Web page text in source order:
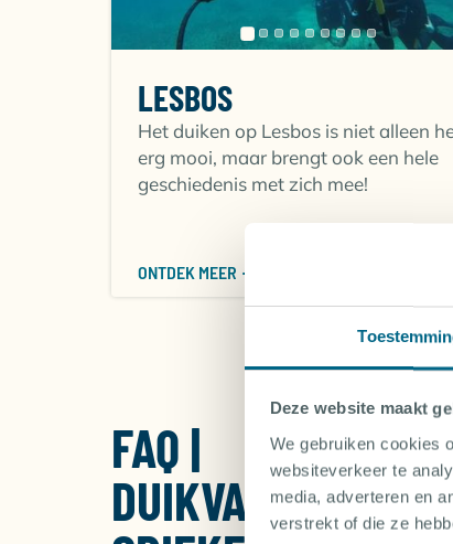
Deze website maakt
We gebruiken cookies
websiteverkeer te
media, adverteren en
verstrekt of die ze
een rijke vegetatie met o.a.
tot grote scholen vis en muren vol met
van zowel het leven boven water als
wilt duiken of ook wil genieten van al
BESTE
Lesbos, het op twee na grootste eiland
duikbestemming. Dit prachtige eiland
onderwaterwereld die nog relatief
en een overvloed aan zeeleven te
Santorini , beroemd om zijn pittoreske
van Santorini is een van de meest
duizenden jaren geleden vormde. De
een onvergetelijke ervaring.
LESBOS
Het duiken op Lesbos is niet alleen
erg mooi, maar brengt ook een hele
geschiedenis met zich mee!
ONTDEK MEER
FAQ |
DUIKVAKANTIE